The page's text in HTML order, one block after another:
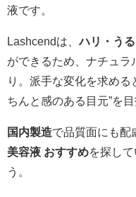
液です。
Lashcendは、ハリ・う
ができるため、ナチュラ
り。派手な変化を求める
ちんと感のある目元”を
国内製造で品質面にも配
美容液 おすすめを探し
う。